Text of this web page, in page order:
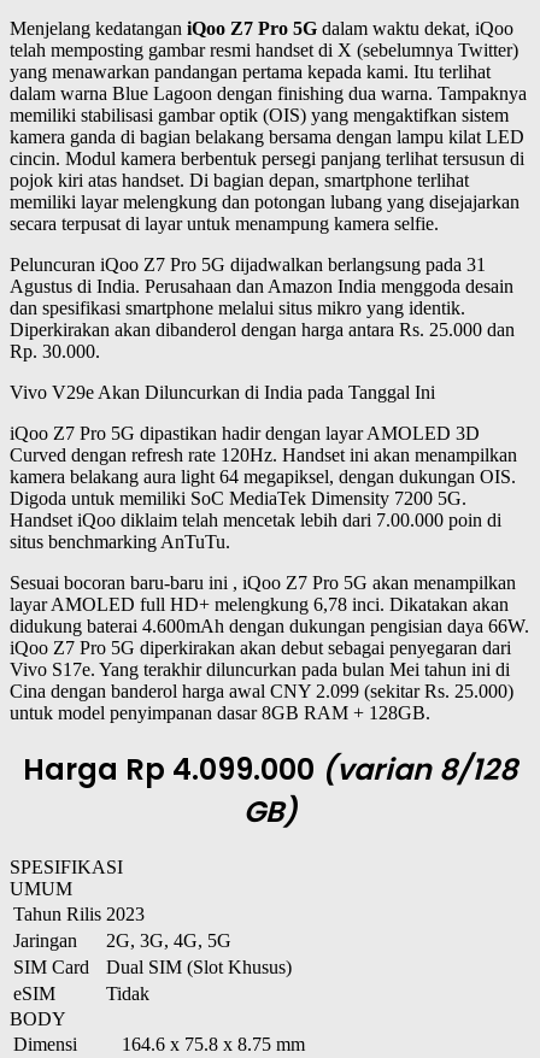
Menjelang kedatangan iQoo Z7 Pro 5G dalam waktu dekat, iQoo
telah memposting gambar resmi handset di X (sebelumnya Twitter)
yang menawarkan pandangan pertama kepada kami. Itu terlihat
dalam warna Blue Lagoon dengan finishing dua warna. Tampaknya
memiliki stabilisasi gambar optik (OIS) yang mengaktifkan sistem
kamera ganda di bagian belakang bersama dengan lampu kilat LED
cincin. Modul kamera berbentuk persegi panjang terlihat tersusun di
pojok kiri atas handset. Di bagian depan, smartphone terlihat
memiliki layar melengkung dan potongan lubang yang disejajarkan
secara terpusat di layar untuk menampung kamera selfie.
Peluncuran iQoo Z7 Pro 5G dijadwalkan berlangsung pada 31
Agustus di India. Perusahaan dan Amazon India menggoda desain
dan spesifikasi smartphone melalui situs mikro yang identik.
Diperkirakan akan dibanderol dengan harga antara Rs. 25.000 dan
Rp. 30.000.
Vivo V29e Akan Diluncurkan di India pada Tanggal Ini
iQoo Z7 Pro 5G dipastikan hadir dengan layar AMOLED 3D
Curved dengan refresh rate 120Hz. Handset ini akan menampilkan
kamera belakang aura light 64 megapiksel, dengan dukungan OIS.
Digoda untuk memiliki SoC MediaTek Dimensity 7200 5G.
Handset iQoo diklaim telah mencetak lebih dari 7.00.000 poin di
situs benchmarking AnTuTu.
Sesuai bocoran baru-baru ini , iQoo Z7 Pro 5G akan menampilkan
layar AMOLED full HD+ melengkung 6,78 inci. Dikatakan akan
didukung baterai 4.600mAh dengan dukungan pengisian daya 66W.
iQoo Z7 Pro 5G diperkirakan akan debut sebagai penyegaran dari
Vivo S17e. Yang terakhir diluncurkan pada bulan Mei tahun ini di
Cina dengan banderol harga awal CNY 2.099 (sekitar Rs. 25.000)
untuk model penyimpanan dasar 8GB RAM + 128GB.
Harga Rp 4.099.000 (varian 8/128
GB)
SPESIFIKASI
UMUM
Tahun Rilis 2023
Jaringan
2G, 3G, 4G, 5G
SIM Card
Dual SIM (Slot Khusus)
eSIM
Tidak
BODY
Dimensi
164.6 x 75.8 x 8.75 mm